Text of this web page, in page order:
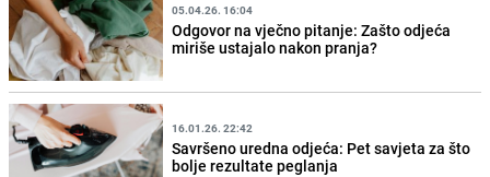
05.04.26. 16:04
Odgovor na vječno pitanje: Zašto odjeća
miriše ustajalo nakon pranja?
16.01.26. 22:42
Savršeno uredna odjeća: Pet savjeta za što
bolje rezultate peglanja